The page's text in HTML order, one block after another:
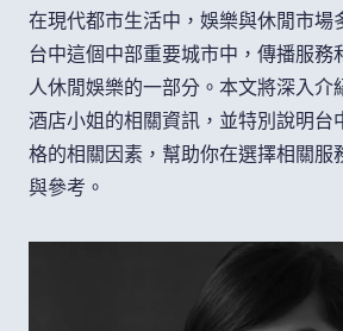
在現代都市生活中，娛樂與休閒市場
台中這個中部重要城市中，傳播服務
人休閒娛樂的一部分。本文將深入介
酒店小姐的相關資訊，並特別說明台
格的相關因素，幫助你在選擇相關服
與參考。